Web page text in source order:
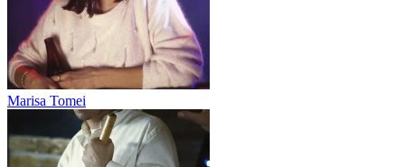
Marisa Tomei